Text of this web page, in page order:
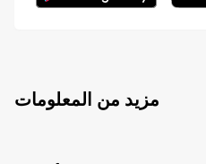
مزيد من المعلومات